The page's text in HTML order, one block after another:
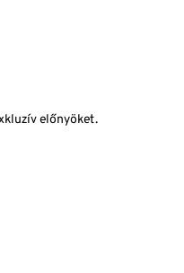
előnyöket.